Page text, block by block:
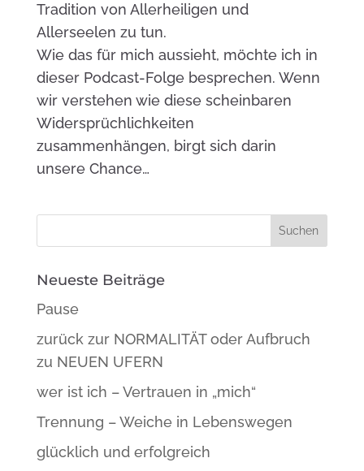
Tradition von Allerheiligen und
Allerseelen zu tun.
Wie das für mich aussieht, möchte ich in
dieser Podcast-Folge besprechen. Wenn
wir verstehen wie diese scheinbaren
Widersprüchlichkeiten
zusammenhängen, birgt sich darin
unsere Chance…
Neueste Beiträge
Pause
zurück zur NORMALITÄT oder Aufbruch
zu NEUEN UFERN
wer ist ich – Vertrauen in „mich“
Trennung – Weiche in Lebenswegen
glücklich und erfolgreich